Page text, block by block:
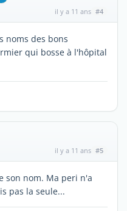
il y a 11 ans #4
noms des bons
qui bosse à l'hôpital
il y a 11 ans #5
son nom. Ma peri n'a
pas la seule...